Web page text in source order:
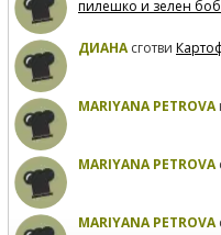
пилешко и зелен боб
ДИАНАсготви
MARIYANA PETROVA
MARIYANA PETROVA
MARIYANA PETROVA